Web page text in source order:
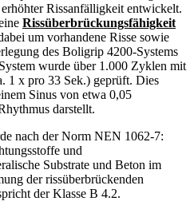
Rissanfälligkeit entwickelt.
Rissüberbrückungsfähigkeit
um vorhandene Risse sowie
des Boligrip 4200-Systems
wurde über 1.000 Zyklen mit
1 x pro 33 Sek.) geprüft. Dies
Sinus von etwa 0,05
darstellt.
nach der Norm NEN 1062-7:
und
Substrate und Beton im
der rissüberbrückenden
der Klasse B 4.2.